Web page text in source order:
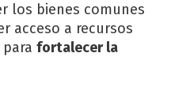
los bienes comunes
acceso a recursos
fortalecer la